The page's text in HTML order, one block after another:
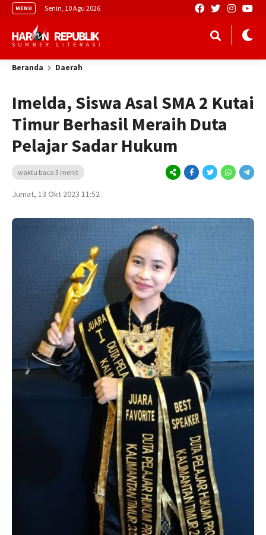
MENU Senin, 10 Agu 2026
Beranda Daerah
Imelda, Siswa Asal SMA 2 Kutai
Timur Berhasil Meraih Duta
Pelajar Sadar Hukum
waktu baca 3 menit
Jumat, 13 Okt 2023 11:52